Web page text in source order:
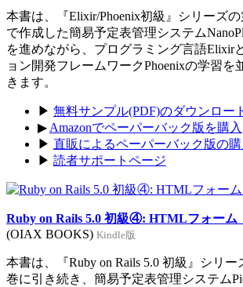
本書は、『Elixir/Phoenix初級』シリーズ
で作成した簡易予定表管理システム
を進めながら、プログラミング言語Elixir
ョン開発フレームワークPhoenixの学習を
きます。
▶ 無料サンプル(PDF)のダウンロー
▶ Amazonでペーパーバック版を購入
▶ 直販によるペーパーバック版の購
▶ 読者サポートページ
Ruby on Rails 5.0 初級④: HTMLフォーム
(OIAX BOOKS) Kindle版
本書は、『Ruby on Rails 5.0 初級』シリ
巻に引き続き、簡易予定表管理システム